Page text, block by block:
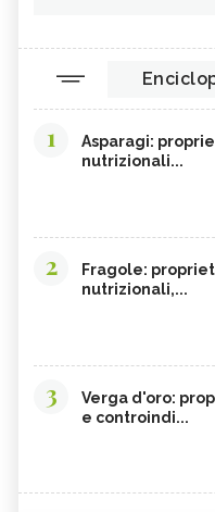
1
Asparagi:
nutrizionali...
2
Fragole:
nutrizionali,...
3
Verga d'oro:
e controindi...